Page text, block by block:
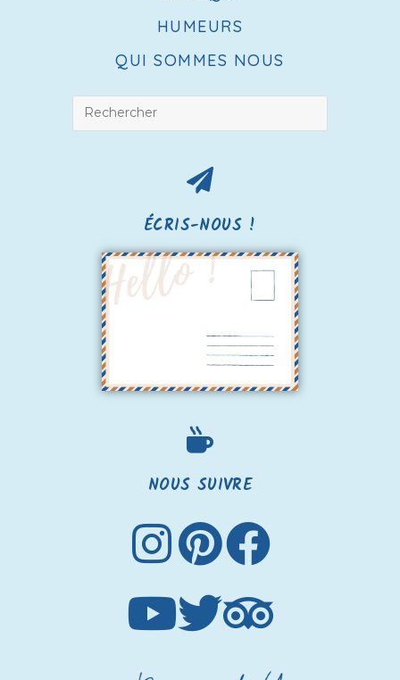
HUMEURS
QUI SOMMES NOUS
ÉCRIS-NOUS !
NOUS SUIVRE